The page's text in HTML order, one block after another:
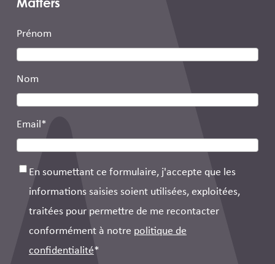
Prénom
Nom
Email *
Consentement*
En soumettant ce formulaire, j'accepte que les
informations saisies soient utilisées, exploitées,
traitées pour permettre de me recontacter
conformément à notre politique de
confidentialité*